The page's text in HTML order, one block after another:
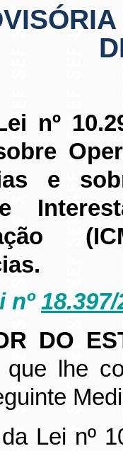
nº
e
nº18.397/
DO
que lhe
Lei nº